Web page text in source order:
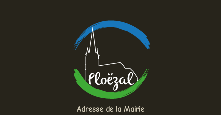
Adresse de la Mairie